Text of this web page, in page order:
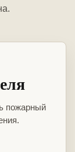
пожарный